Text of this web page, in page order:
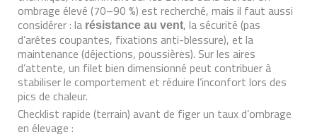
ombrage élevé (70–90 %) est recherché, mais il faut aussi
considérer : la résistance au vent, la sécurité (pas
d’arêtes coupantes, fixations anti-blessure), et la
maintenance (déjections, poussières). Sur les aires
d’attente, un filet bien dimensionné peut contribuer à
stabiliser le comportement et réduire l’inconfort lors des
pics de chaleur.
Checklist rapide (terrain) avant de figer un taux d’ombrage
en élevage :